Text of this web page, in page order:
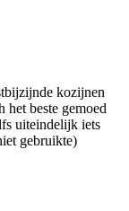
kozijnen
beste gemoed
uiteindelijk iets
gebruikte)